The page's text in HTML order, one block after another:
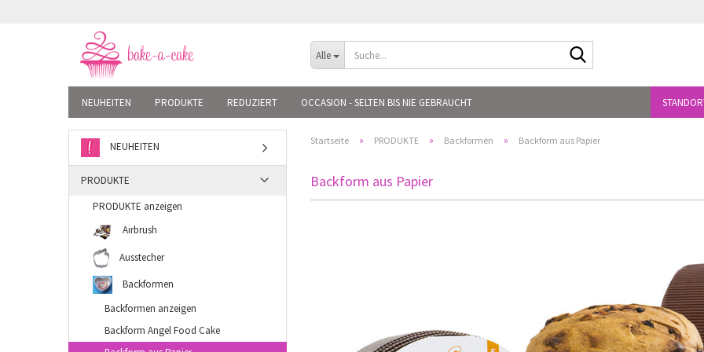
Alle
NEUHEITEN PRODUKTE REDUZIERT OCCASION - SELTEN BIS NIE GEBRAUCHT
Startseite » PRODUKTE » Backformen » Backform aus Papier
Backform aus Papier
NEUHEITEN
PRODUKTE
PRODUKTE anzeigen
Airbrush
Ausstecher
Backformen
Backformen anzeigen
Backform Angel Food Cake